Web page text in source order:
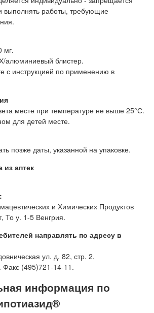
выполнять работы, требующие
мг.
алюминиевый блистер.
с инструкцией по применению в
месте при температуре не выше 25°С.
для детей месте.
позже даты, указанной на упаковке.
из аптек
и Химических Продуктов
То у. 1-5 Венгрия.
направлять по адресу в
ул. д. 82, стр. 2.
(495)721-14-11.
информация по